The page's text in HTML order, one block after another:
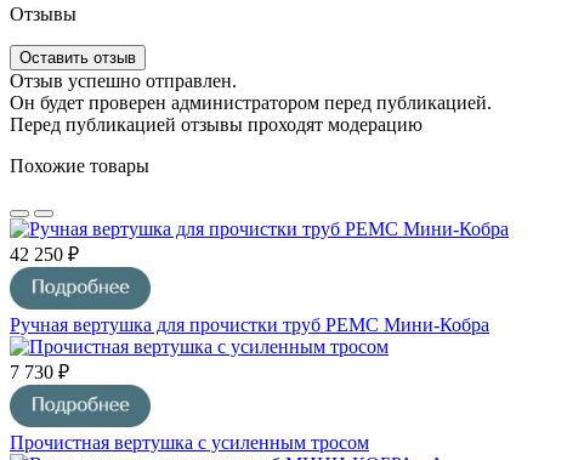
Отзывы
Оставить отзыв
Отзыв успешно отправлен.
Он будет проверен администратором перед публикацией.
Перед публикацией отзывы проходят модерацию
Похожие товары
42 250 ₽
Ручная вертушка для прочистки труб РЕМС Мини-Кобра
7 730 ₽
Прочистная вертушка с усиленным тросом